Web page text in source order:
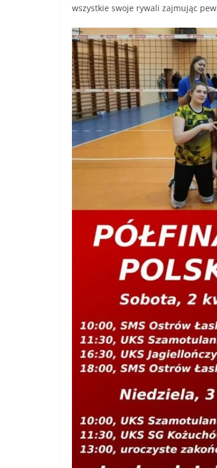
wszystkie swoje rywali zajmując